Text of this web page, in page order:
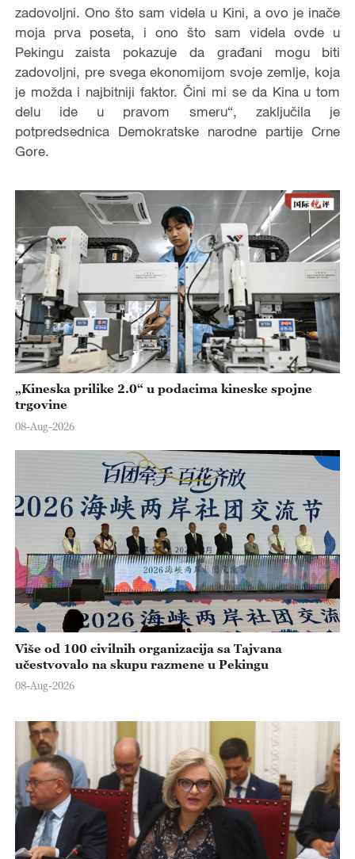
zadovoljni. Ono što sam videla u Kini, a ovo je inače
moja prva poseta, i ono što sam videla ovde u
Pekingu zaista pokazuje da građani mogu biti
zadovoljni, pre svega ekonomijom svoje zemlje, koja
je možda i najbitniji faktor. Čini mi se da Kina u tom
delu ide u pravom smeru“, zaključila je
potpredsednica Demokratske narodne partije Crne
Gore.
„Kineska prilike 2.0“ u podacima kineske spojne
trgovine
08-Aug-2026
Više od 100 civilnih organizacija sa Tajvana
učestvovalo na skupu razmene u Pekingu
08-Aug-2026